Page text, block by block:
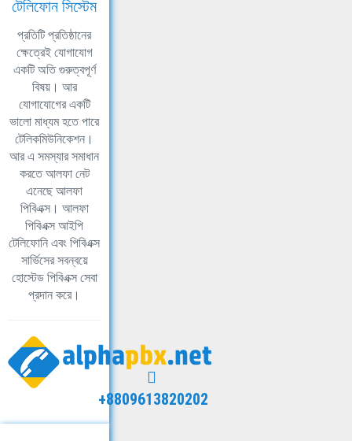
টেলিফোন সিস্টেম
প্রতিটি প্রতিষ্ঠানের
ক্ষেত্রেই যোগাযোগ
একটি অতি গুরুত্বপূর্ণ
বিষয়। আর
যোগাযোগের একটি
ভালো মাধ্যম হতে পারে
টেলিকমিউনিকেশন।
আর এ সমস্যার সমাধান
করতে আলফা নেট
এনেছে আলফা
পিবিএক্স। আলফা
পিবিএক্স আইপি
টেলিফোনি এবং পিবিএক্স
সার্ভিসের সবন্বয়ে
হোস্টেড পিবিএক্স সেবা
প্রদান করে।
+8809613820202